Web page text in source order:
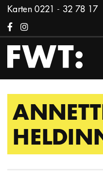
Zum Inhalt springen
Karten0221 - 32 78 17
FacebookInstagram